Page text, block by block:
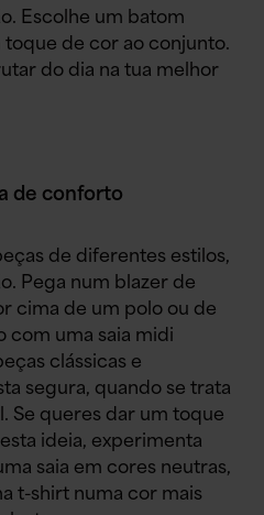
Escolhe um batom
de cor ao conjunto.
do dia na tua melhor
de conforto
de diferentes estilos,
Pega num blazer de
cima de um polo ou de
com uma saia midi
clássicas e
segura, quando se trata
Se queres dar um toque
ideia, experimenta
saia em cores neutras,
t-shirt numa cor mais